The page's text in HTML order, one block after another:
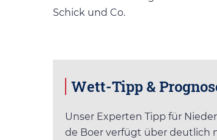
Schick und Co.
Wett-Tipp &
Unser Experten Tipp für
de Boer verfügt über deutlich